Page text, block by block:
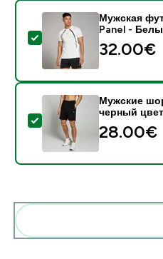
- Мужская футболка
Мужская
Panel -
32.00€‎
- Мужские шорты MP
Мужские
черный
28.00€‎